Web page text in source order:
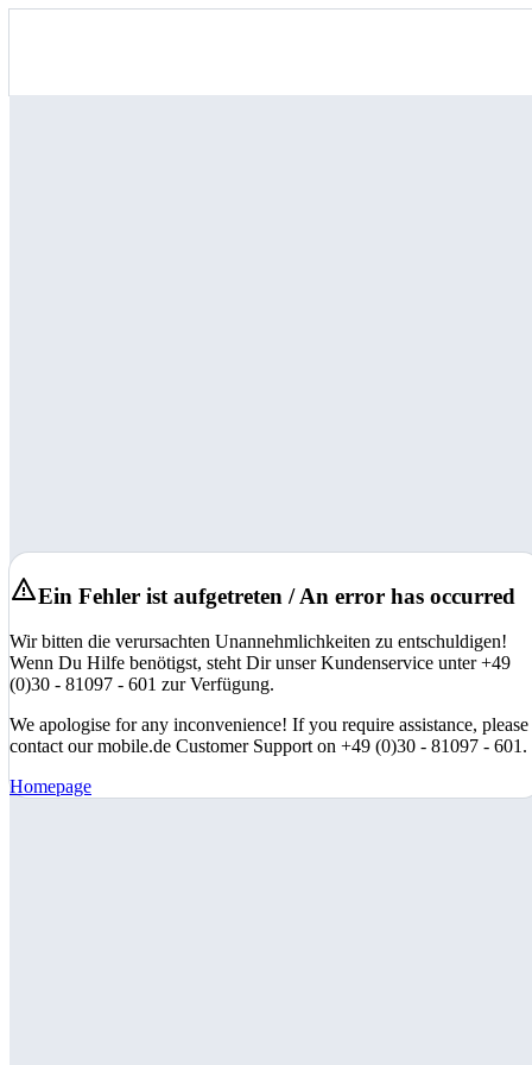
Ein Fehler ist aufgetreten / An error has occurred
Wir bitten die verursachten Unannehmlichkeiten zu entschuldigen!
Wenn Du Hilfe benötigst, steht Dir unser Kundenservice unter +49
(0)30 - 81097 - 601 zur Verfügung.
We apologise for any inconvenience! If you require assistance, please
contact our mobile.de Customer Support on +49 (0)30 - 81097 - 601.
Homepage